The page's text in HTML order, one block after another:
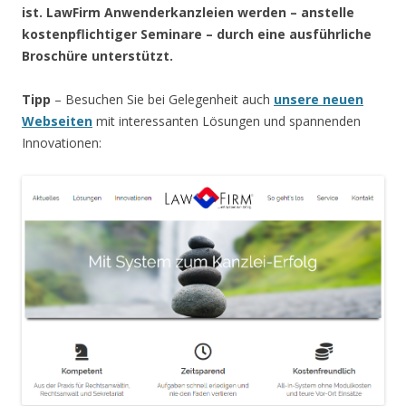
ist. LawFirm Anwenderkanzleien werden – anstelle
kostenpflichtiger Seminare – durch eine ausführliche
Broschüre unterstützt.
Tipp – Besuchen Sie bei Gelegenheit auch unsere neuen
Webseiten mit interessanten Lösungen und spannenden
Innovationen: